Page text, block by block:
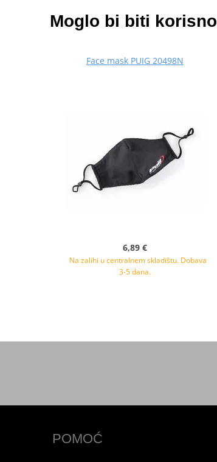
Moglo bi biti korisno
Face mask PUIG 20498N
6,89 €
Na zalihi u centralnem skladištu. Dobava
3-5 dana.
POMOĆ